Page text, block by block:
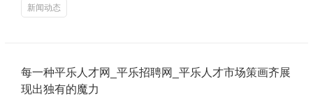
新闻动态
每一种平乐人才网_平乐招聘网_平乐人才市场策画齐展
现出独有的魔力